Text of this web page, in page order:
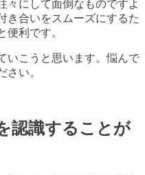
々にして面倒なものですよ
き合いをスムーズにするた
便利です。
いこうと思います。悩んで
さい。
認識することが